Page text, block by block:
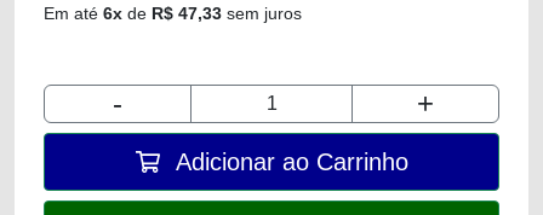
Em até 6x de R$ 47,33 sem juros
- +
Adicionar ao Carrinho